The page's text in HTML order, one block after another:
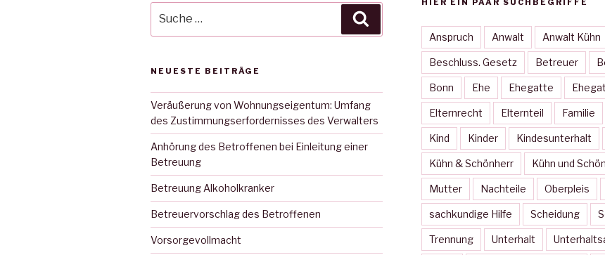
nach:
NEUESTE BEITRÄGE
Veräußerung von Wohnungseigentum: Umfang
des Zustimmungserfordernisses des Verwalters
Anhörung des Betroffenen bei Einleitung einer
Betreuung
Betreuung Alkoholkranker
Betreuervorschlag des Betroffenen
Vorsorgevollmacht
HIER EIN PAAR SUCHBEGRIFFE
Anspruch Anwalt Anwalt Kühn
Beschluss. Gesetz Betreuer
Bonn Ehe Ehegatte
Elternrecht Elternteil Familie
Kind Kinder Kindesunterhalt
Kühn & Schönherr Kühn und
Mutter Nachteile Oberpleis
sachkundige Hilfe Scheidung
Trennung Unterhalt